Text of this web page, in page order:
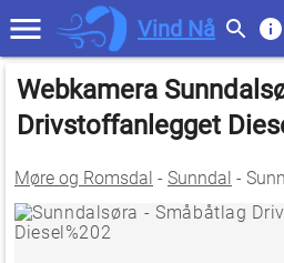
Vind Nå
Webkamera
Drivstoffanlegget
Møre og Romsdal - Sunndal -